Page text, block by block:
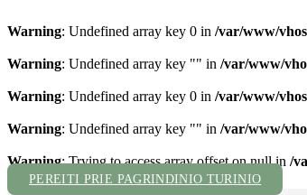
Warning: Undefined array key 0 in /var/www/
Warning: Undefined array key "" in /var/www/
Warning: Undefined array key 0 in /var/www/
Warning: Undefined array key "" in /var/www/
Warning: Trying to access array offset on null in /
PEREITI PRIE PAGRINDINIO TURINIO